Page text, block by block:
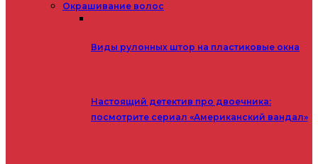
Окрашивание волос
Виды рулонных штор на пластиковые окна
Настоящий детектив про двоечника:
посмотрите сериал «Американский вандал»